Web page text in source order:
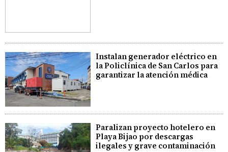
Instalan generador eléctrico en
la Policlínica de San Carlos para
garantizar la atención médica
Paralizan proyecto hotelero en
Playa Bijao por descargas
ilegales y grave contaminación